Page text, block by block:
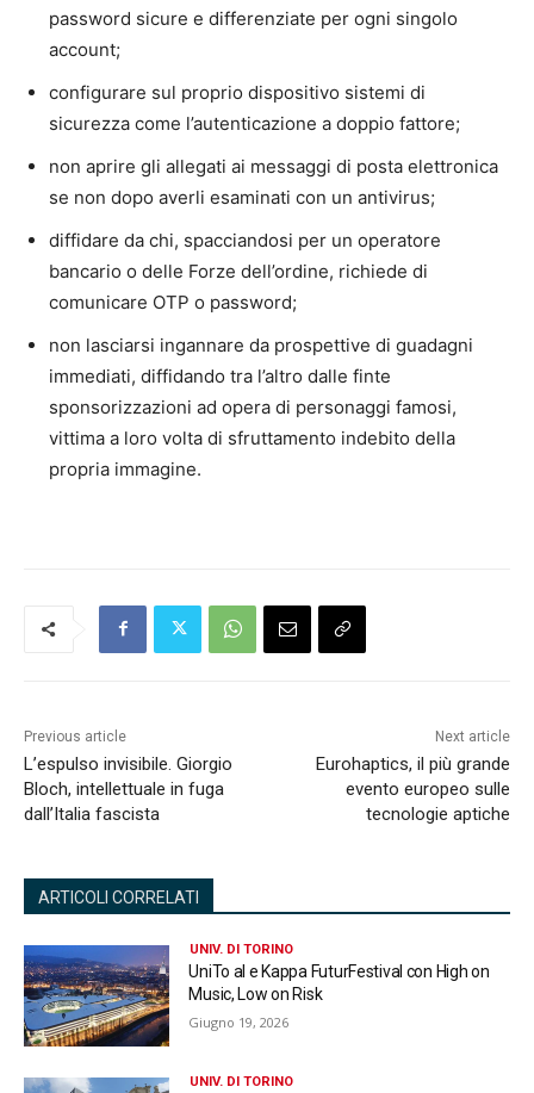
password sicure e differenziate per ogni singolo
account;
configurare sul proprio dispositivo sistemi di
sicurezza come l’autenticazione a doppio fattore;
non aprire gli allegati ai messaggi di posta elettronica
se non dopo averli esaminati con un antivirus;
diffidare da chi, spacciandosi per un operatore
bancario o delle Forze dell’ordine, richiede di
comunicare OTP o password;
non lasciarsi ingannare da prospettive di guadagni
immediati, diffidando tra l’altro dalle finte
sponsorizzazioni ad opera di personaggi famosi,
vittima a loro volta di sfruttamento indebito della
propria immagine.
Previous article
L’espulso invisibile. Giorgio
Bloch, intellettuale in fuga
dall’Italia fascista
Next article
Eurohaptics, il più grande
evento europeo sulle
tecnologie aptiche
ARTICOLI CORRELATI
UNIV. DI TORINO
UniTo al e Kappa FuturFestival con High on
Music, Low on Risk
Giugno 19, 2026
UNIV. DI TORINO